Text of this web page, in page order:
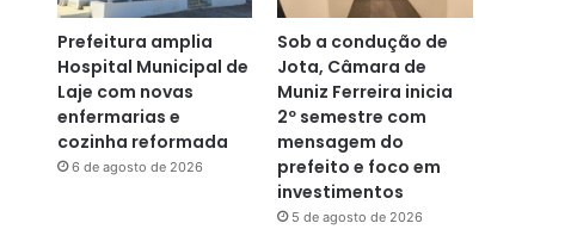
Prefeitura amplia
Hospital Municipal de
Laje com novas
enfermarias e
cozinha reformada
6 de agosto de 2026
Sob a condução de
Jota, Câmara de
Muniz Ferreira inicia
2º semestre com
mensagem do
prefeito e foco em
investimentos
5 de agosto de 2026